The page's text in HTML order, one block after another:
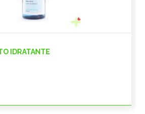
IDRATANTE